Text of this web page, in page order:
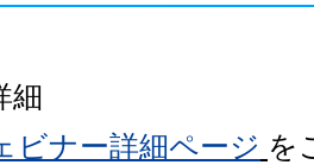
細
ビナー詳細ページ を